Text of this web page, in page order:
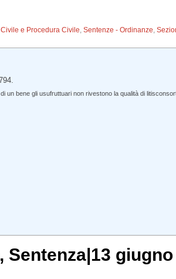
Civile e Procedura Civile,Sentenze - Ordinanze,
un bene gli usufruttuari non rivestono la qualità di
, Sentenza|13 giugno